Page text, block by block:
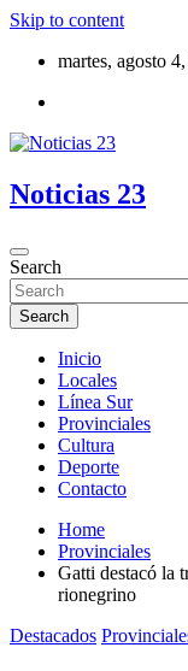
Skip to content
martes, agosto
Noticias 23
Search
Search
Inicio
Locales
Línea Sur
Provinciales
Cultura
Deporte
Contacto
Home
Provinciales
Gatti destacó la
rionegrino
Destacados